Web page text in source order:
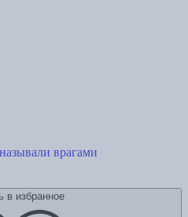
врагами
в избранное